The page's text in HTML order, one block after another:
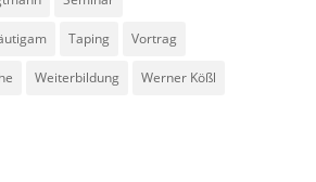
Taping Vortrag
Weiterbildung Werner Kößl